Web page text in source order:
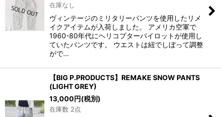
在庫なし
ヴィンテージのミリタリーパンツを使用したリメ
イクアイテムが入荷しました。 アメリカ空軍で
1960-80年代にヘリコプターパイロットが使用し
ていたパンツです。 ウエストは紐でしぼって調整
がで…
【BIG P.PRODUCTS】REMAKE SNOW PANTS
(LIGHT GREY)
13,000円(税別)
在庫数 2点